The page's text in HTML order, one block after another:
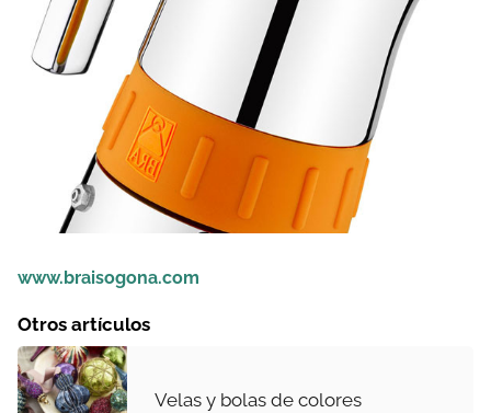
www.braisogona.com
Otros artículos
Velas y bolas de colores